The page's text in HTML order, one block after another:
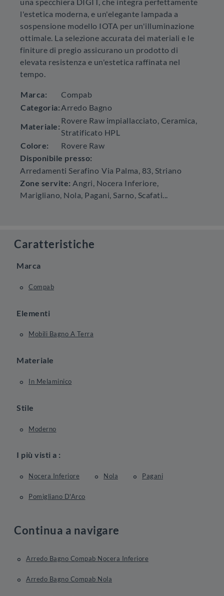
l'estetica moderna, e un'elegante lampada a
sospensione modello IOTA per un'illuminazione
ottimale. La selezione accurata dei materiali e le
finiture di pregio assicurano un prodotto di
elevata resistenza e un'estetica raffinata nel
tempo.
Marca:
Compab
Categoria:Arredo Bagno
Materiale:
Rovere Raw impiallacciato, Ceramica,
Stratificato HPL
Colore:
Rovere Raw
Disponibile presso:
Arredamenti Serafino Via Palma, 83, Striano
Zone servite: Angri, Nocera Inferiore,
Marigliano, Nola, Pagani, Sarno, Scafati...
Caratteristiche
Marca
Compab
Elementi
Mobili Bagno A Terra
Materiale
In Melaminico
Stile
Moderno
I più visti a :
Nocera Inferiore Nola Pagani
Pomigliano D'Arco
Continua a navigare
Arredo Bagno Compab Nocera Inferiore
Arredo Bagno Compab Nola